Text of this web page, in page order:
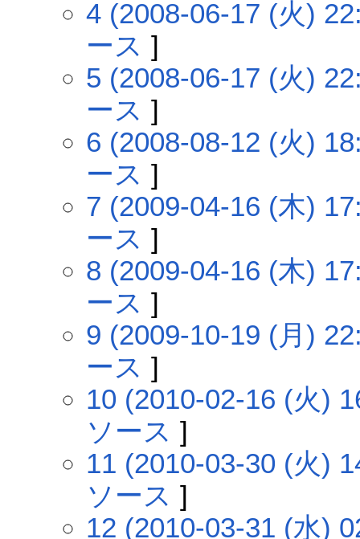
4 (2008-06-17 (火)
ース ]
5 (2008-06-17 (火)
ース ]
6 (2008-08-12 (火)
ース ]
7 (2009-04-16 (木)
ース ]
8 (2009-04-16 (木)
ース ]
9 (2009-10-19 (月)
ース ]
10 (2010-02-16 (火)
ソース ]
11 (2010-03-30 (火)
ソース ]
12 (2010-03-31 (水)